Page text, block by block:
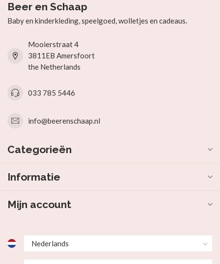
Beer en Schaap
Baby en kinderkleding, speelgoed, wolletjes en cadeaus.
Mooierstraat 4
3811EB Amersfoort
the Netherlands
033 785 5446
info@beerenschaap.nl
Categorieën
Informatie
Mijn account